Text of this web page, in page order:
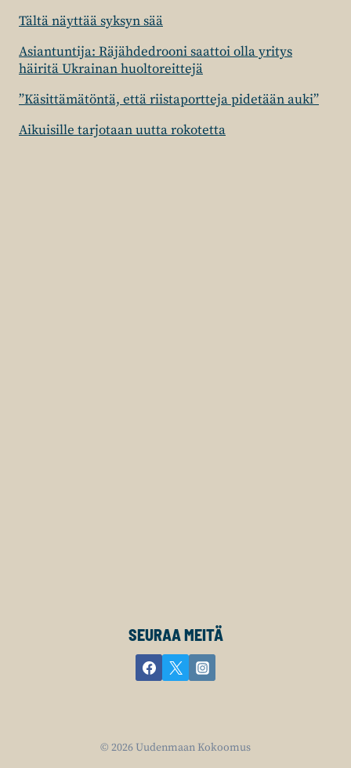
Tältä näyttää syksyn sää
Asiantuntija: Räjähdedrooni saattoi olla yritys
häiritä Ukrainan huoltoreittejä
”Käsittämätöntä, että riistaportteja pidetään auki”
Aikuisille tarjotaan uutta rokotetta
SEURAA MEITÄ
© 2026 Uudenmaan Kokoomus